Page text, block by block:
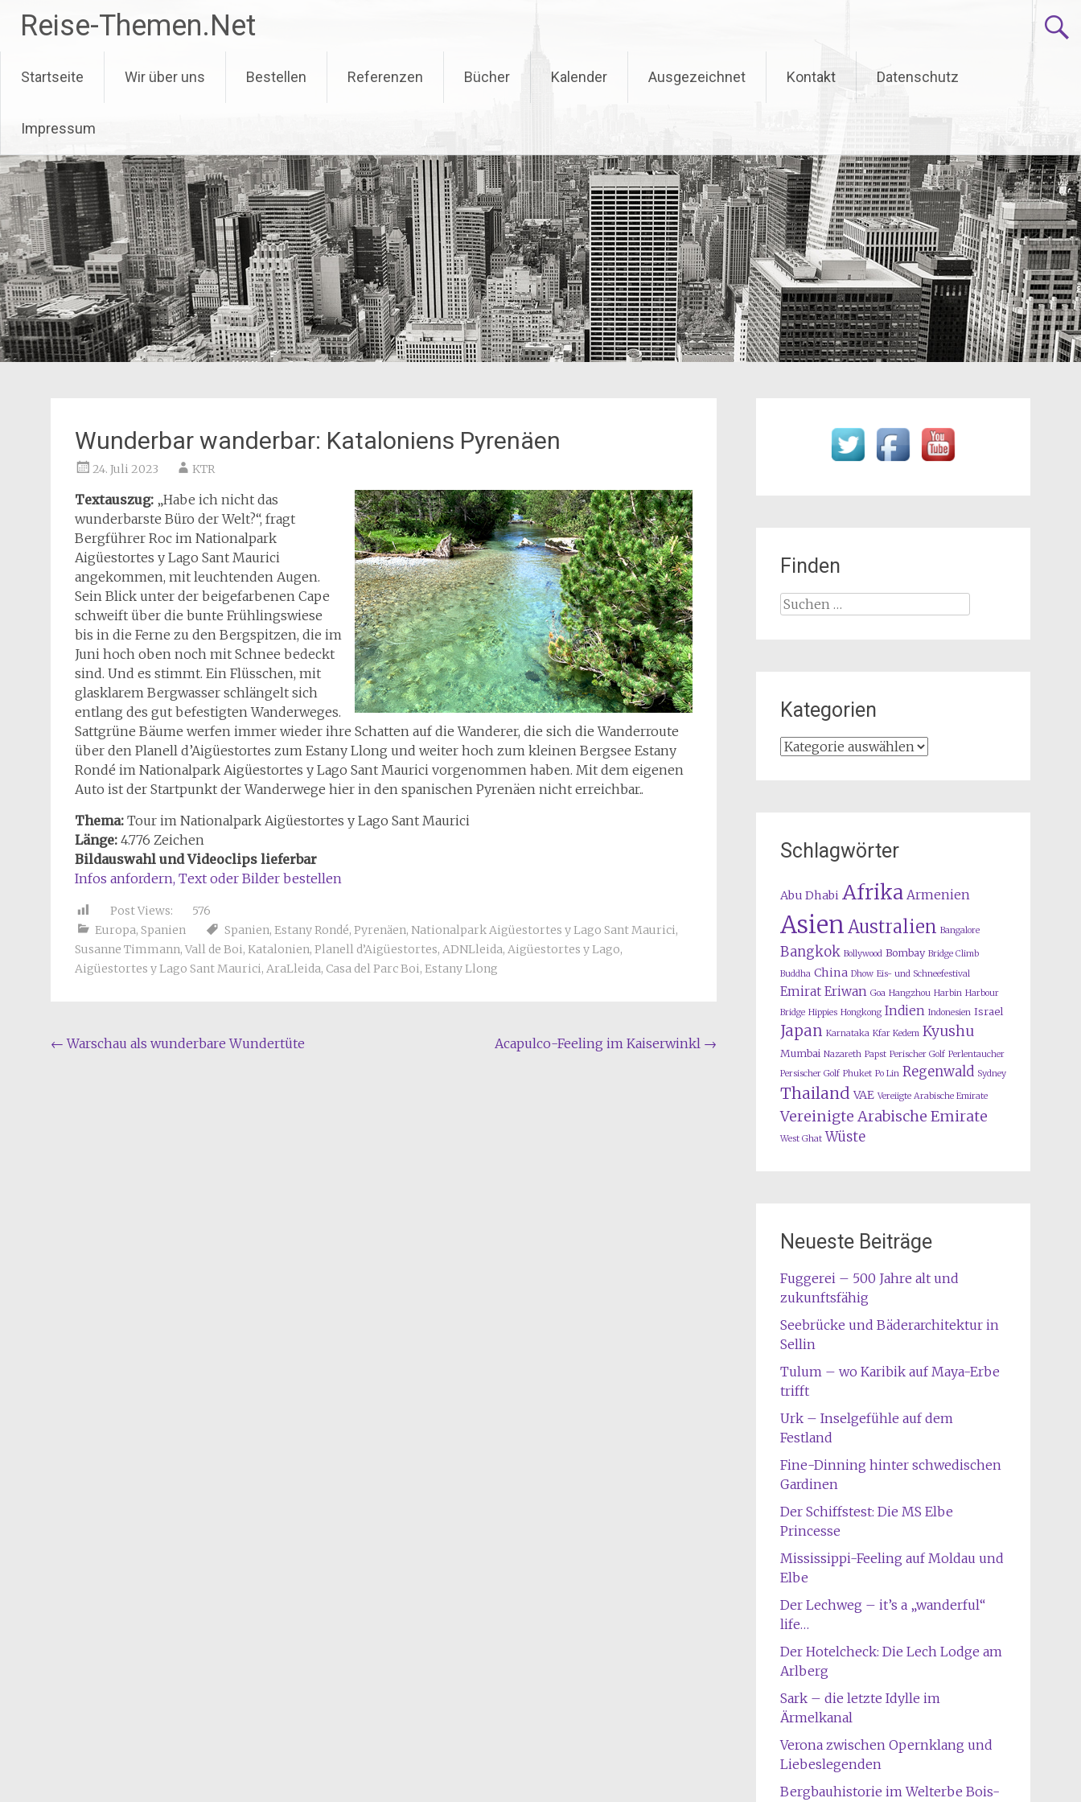
Inhalt
springen
Reise-Themen.Net
Startseite Wir über uns Bestellen Referenzen Bücher Kalender Ausgezeichnet Kontakt Datenschutz
Impressum
Wunderbar wanderbar: Kataloniens Pyrenäen
24. Juli 2023 KTR
Textauszug: „Habe ich nicht das
wunderbarste Büro der Welt?“, fragt
Bergführer Roc im Nationalpark
Aigüestortes y Lago Sant Maurici
angekommen, mit leuchtenden Augen.
Sein Blick unter der beigefarbenen Cape
schweift über die bunte Frühlingswiese
bis in die Ferne zu den Bergspitzen, die im
Juni hoch oben noch mit Schnee bedeckt
sind. Und es stimmt. Ein Flüsschen, mit
glasklarem Bergwasser schlängelt sich
entlang des gut befestigten Wanderweges.
Sattgrüne Bäume werfen immer wieder ihre Schatten auf die Wanderer, die sich die Wanderroute
über den Planell d’Aigüestortes zum Estany Llong und weiter hoch zum kleinen Bergsee Estany
Rondé im Nationalpark Aigüestortes y Lago Sant Maurici vorgenommen haben. Mit dem eigenen
Auto ist der Startpunkt der Wanderwege hier in den spanischen Pyrenäen nicht erreichbar..
Thema: Tour im Nationalpark Aigüestortes y Lago Sant Maurici
Länge: 4.776 Zeichen
Bildauswahl und Videoclips lieferbar
Infos anfordern, Text oder Bilder bestellen
Post Views:
576
Europa, Spanien Spanien, Estany Rondé, Pyrenäen, Nationalpark Aigüestortes y Lago Sant Maurici,
Susanne Timmann, Vall de Boi, Katalonien, Planell d’Aigüestortes, ADNLleida, Aigüestortes y Lago,
Aigüestortes y Lago Sant Maurici, AraLleida, Casa del Parc Boi, Estany Llong
Beitragsnavigation
← Warschau als wunderbare Wundertüte Acapulco-Feeling im Kaiserwinkl →
Finden
Suchen
Kategorien
Kategorien
Schlagwörter
Abu Dhabi Afrika Armenien
AsienAustralien Bangalore
Bangkok Bollywood Bombay Bridge Climb
Buddha China Dhow Eis- und Schneefestival
Emirat Eriwan Goa Hangzhou Harbin Harbour
Bridge Hippies Hongkong Indien Indonesien Israel
Japan Karnataka Kfar Kedem Kyushu
Mumbai Nazareth Papst Perischer Golf Perlentaucher
Persischer Golf Phuket Po Lin Regenwald Sydney
Thailand VAE Vereiigte Arabische Emirate
Vereinigte Arabische Emirate
West Ghat Wüste
Neueste Beiträge
Fuggerei – 500 Jahre alt und
zukunftsfähig
Seebrücke und Bäderarchitektur in
Sellin
Tulum – wo Karibik auf Maya-Erbe
trifft
Urk – Inselgefühle auf dem
Festland
Fine-Dinning hinter schwedischen
Gardinen
Der Schiffstest: Die MS Elbe
Princesse
Mississippi-Feeling auf Moldau und
Elbe
Der Lechweg – it’s a „wanderful“
life…
Der Hotelcheck: Die Lech Lodge am
Arlberg
Sark – die letzte Idylle im
Ärmelkanal
Verona zwischen Opernklang und
Liebeslegenden
Bergbauhistorie im Welterbe Bois-